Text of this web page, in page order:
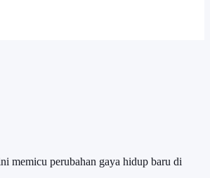
memicu perubahan gaya hidup baru di